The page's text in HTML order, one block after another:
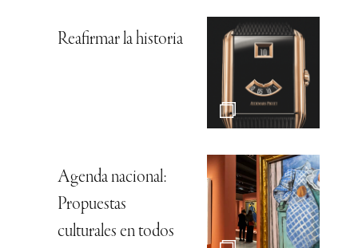
Reafirmar la historia
Agenda nacional:
Propuestas
culturales en todos